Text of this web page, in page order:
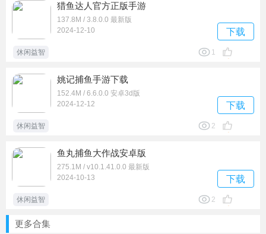
猎鱼达人官方正版手游
137.8M / 3.8.0.0 最新版
2024-12-10
下载
休闲益智 1
姚记捕鱼手游下载
152.4M / 6.6.0.0 安卓3d版
2024-12-12
下载
休闲益智 2
鱼丸捕鱼大作战安卓版
275.1M / v10.1.41.0.0 最新版
2024-10-13
下载
休闲益智 2
更多合集